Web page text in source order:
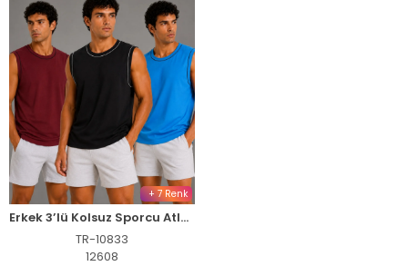
+ 7 Renk
Erkek 3’lü Kolsuz Sporcu Atlet Seti Yazlık Bisiklet Yaka - Siyah, Bordo, Turkuaz
TR-10833
12608